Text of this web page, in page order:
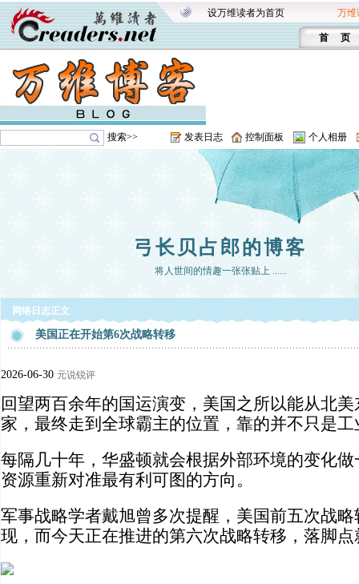
设万维读者为首页 万维
首 页
搜索>> 发表日志 控制面板 个人相册
弓长贝占郎的博客
将人世间的情趣一张张贴上 ......
网络日志正文
美国正在开始第6次战略转移
2026-06-30 元说锐评
回望两百余年的国运演变，美国之所以能从北
家，最终走到全球霸主的位置，靠的并不只是
每隔几十年，华盛顿就会根据外部环境的变化
资源重新对准最有利可图的方向。
军事战略学者戴旭曾多次提醒，美国前五次战
现，而今天正在推进的第六次战略转移，落脚